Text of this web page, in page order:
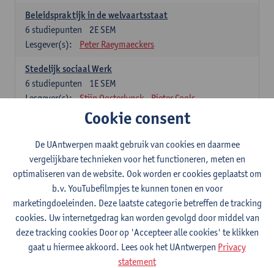
Beleidspraktijk in de welvaartsstaat
2E SEM
6 studiepunten
Lesgever(s):
Peter Raeymaeckers
Stedelijk sociaal Werk
1E SEM
6 studiepunten
Lesgever(s):
Stijn Oosterlynck Pieter Cools
Governance en sociale innovatie
Lesgever(s):
Pieter Cools
Stad, diversiteit en transnationaal sociaal werk
2E SEM
studiepunten
Lesgever(s):
Mieke Schrooten
Labo Sociale Impactevaluatie
2E SEM
3studiepunten
Leen Sebrechts
Cookie consent
De UAntwerpen maakt gebruik van cookies en daarmee
vergelijkbare technieken voor het functioneren, meten en
optimaliseren van de website. Ook worden er cookies geplaatst om
b.v. YouTubefilmpjes te kunnen tonen en voor
marketingdoeleinden. Deze laatste categorie betreffen de tracking
cookies. Uw internetgedrag kan worden gevolgd door middel van
deze tracking cookies Door op 'Accepteer alle cookies' te klikken
gaat u hiermee akkoord. Lees ook het UAntwerpen Privacy
statement